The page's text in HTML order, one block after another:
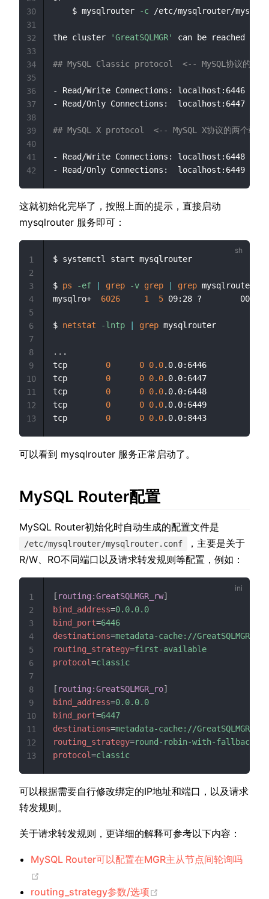
    $ mysqlrouter
-c /etc/mysqlrouter/
the cluster 'GreatSQLMGR' can be reached by
## MySQL Classic protocol  <-- MySQL协议的两个
- Read/Write Connections: localhost:6446
- Read/Only Connections:  localhost:6447
## MySQL X protocol  <-- MySQL X协议的两个端口
- Read/Write Connections: localhost:6448
30
31
32
33
34
35
36
37
38
39
40
41
42
这就初始化完毕了，按照上面的提示，直接启动
mysqlrouter 服务即可：
$ systemctl start mysqlrouter
$ ps -ef | grep -v grep | grep mysqlrouter
mysqlro+ 6026 1 5 09:28 ?
$ netstat -lntp | grep mysqlrouter
.. .
tcp 0 0 0.0.0.0:6446
tcp 0 0 0.0.0.0:6447
tcp 0 0 0.0.0.0:6448
tcp 0 0 0.0.0.0:6449
tcp 0 0 0.0.0.0:8443
1
2
3
4
5
6
7
8
9
10
11
12
13
可以看到 mysqlrouter 服务正常启动了。
MySQL Router配置
MySQL Router初始化时自动生成的配置文件是
/etc/mysqlrouter/mysqlrouter.conf
，主要是关于
R/W、RO不同端口以及请求转发规则等配置，例如：
[ routing:GreatSQLMGR_rw]
bind_address=0.0.0.0
bind_port=6446
destinations=metadata-cache://GreatSQLMGR/
routing_strategy=first-available
protocol=classic
[ routing:GreatSQLMGR_ro]
bind_address=0.0.0.0
bind_port=6447
destinations=metadata-cache://GreatSQLMGR/
routing_strategy=round-robin-with-fallback
protocol=classic
1
2
3
4
5
6
7
8
9
10
11
12
13
可以根据需要自行修改绑定的IP地址和端口，以及请求
转发规则。
关于请求转发规则，更详细的解释可参考以下内容：
MySQL Router可以配置在MGR主从节点间轮询吗
routing_strategy参数/选项